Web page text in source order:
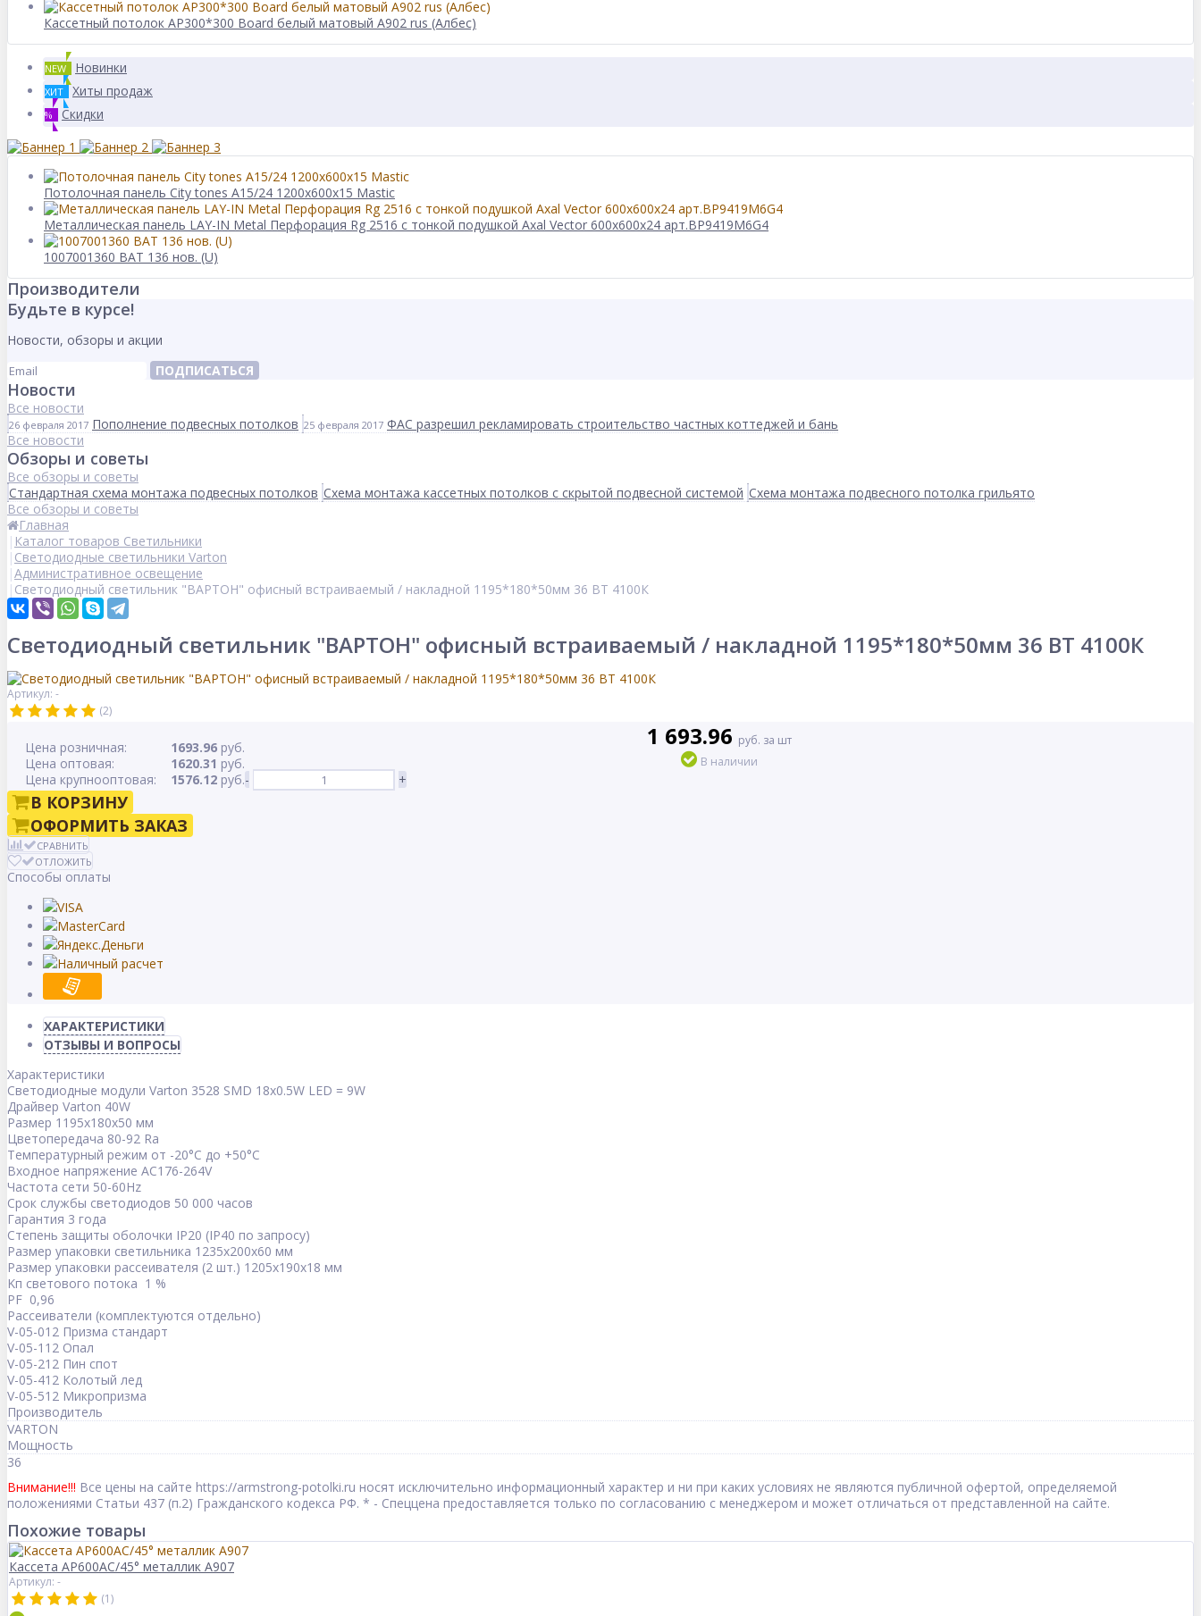
Кассетный потолок AP300*300 Board белый матовый А902 rus (Албес)
NEW Новинки
ХИТ Хиты продаж
% Скидки
Потолочная панель City tones A15/24 1200x600x15 Mastic
Металлическая панель LAY-IN Metal Перфорация Rg 2516 с тонкой подушкой Axal Vector 600x600x24 арт.BP9419M6G4
1007001360 BAT 136 нов. (U)
Производители
Будьте в курсе!
Новости, обзоры и акции
ПОДПИСАТЬСЯ
Новости
Все новости
26 февраля 2017 Пополнение подвесных потолков 25 февраля 2017 ФАС разрешил рекламировать строительство частных коттеджей и бань
Все новости
Обзоры и советы
Все обзоры и советы
Стандартная схема монтажа подвесных потолков Схема монтажа кассетных потолков с скрытой подвесной системой Схема монтажа подвесного потолка грильято
Все обзоры и советы
Главная
Каталог товаров Светильники
Светодиодные светильники Varton
Административное освещение
Светодиодный светильник "ВАРТОН" офисный встраиваемый / накладной 1195*180*50мм 36 ВТ 4100К
Светодиодный светильник "ВАРТОН" офисный встраиваемый / накладной 1195*180*50мм 36 ВТ 4100К
Артикул: -
(2)
Цена розничная: 1693.96 руб.
Цена оптовая:
1620.31 руб.
Цена крупнооптовая:
1576.12 руб.
1 693.96 руб. за шт
В наличии
- +
В КОРЗИНУ
ОФОРМИТЬ ЗАКАЗ
СРАВНИТЬ
ОТЛОЖИТЬ
Способы оплаты
ХАРАКТЕРИСТИКИ
ОТЗЫВЫ И ВОПРОСЫ
Характеристики
Светодиодные модули Varton 3528 SMD 18х0.5W LED = 9W
Драйвер Varton 40W
Размер 1195х180х50 мм
Цветопередача 80-92 Ra
Температурный режим от -20°С до +50°С
Входное напряжение AC176-264V
Частота сети 50-60Hz
Срок службы светодиодов 50 000 часов
Гарантия 3 года
Степень защиты оболочки IP20 (IP40 по запросу)
Размер упаковки светильника 1235х200х60 мм
Размер упаковки рассеивателя (2 шт.) 1205х190х18 мм
Kп светового потока 1 %
PF 0,96
Рассеиватели (комплектуются отдельно)
V-05-012 Призма стандарт
V-05-112 Опал
V-05-212 Пин спот
V-05-412 Колотый лед
V-05-512 Микропризма
Производитель
VARTON
Мощность
36
Внимание!!! Все цены на сайте https://armstrong-potolki.ru носят исключительно информационный характер и ни при каких условиях не являются публичной офертой, определяемой
положениями Статьи 437 (п.2) Гражданского кодекса РФ. * - Спеццена предоставляется только по согласованию с менеджером и может отличаться от представленной на сайте.
Похожие товары
Кассета AP600AС/45° металлик А907
Артикул: -
(1)